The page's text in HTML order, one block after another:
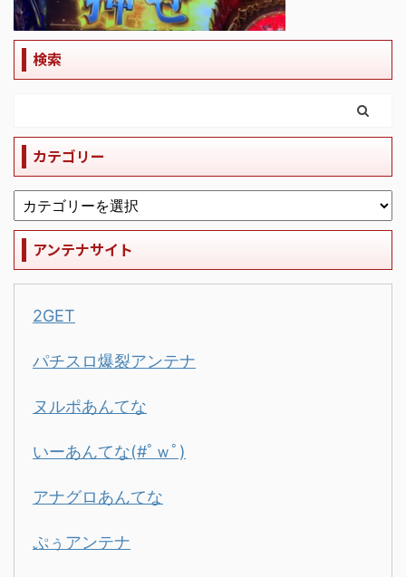
検索
カテゴリー
アンテナサイト
2GET
パチスロ爆裂アンテナ
ヌルポあんてな
いーあんてな(#ﾟｗﾟ)
アナグロあんてな
ぷぅアンテナ